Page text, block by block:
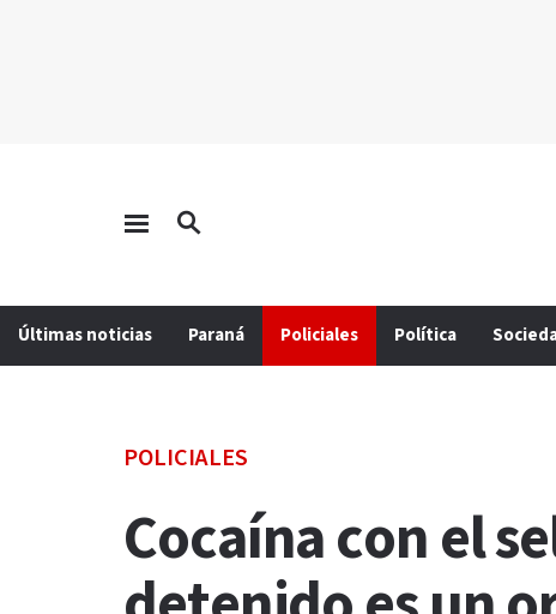
Últimas noticias Paraná Policiales Política
POLICIALES
Cocaína con el